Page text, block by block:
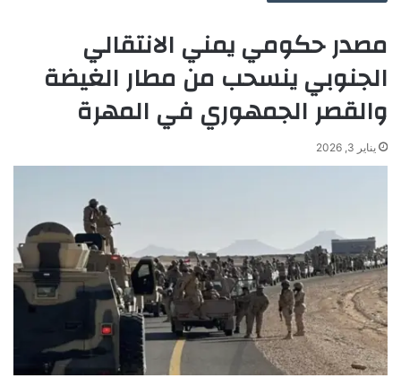
مصدر حكومي يمني الانتقالي
الجنوبي ينسحب من مطار الغيضة
والقصر الجمهوري في المهرة
يناير 3, 2026